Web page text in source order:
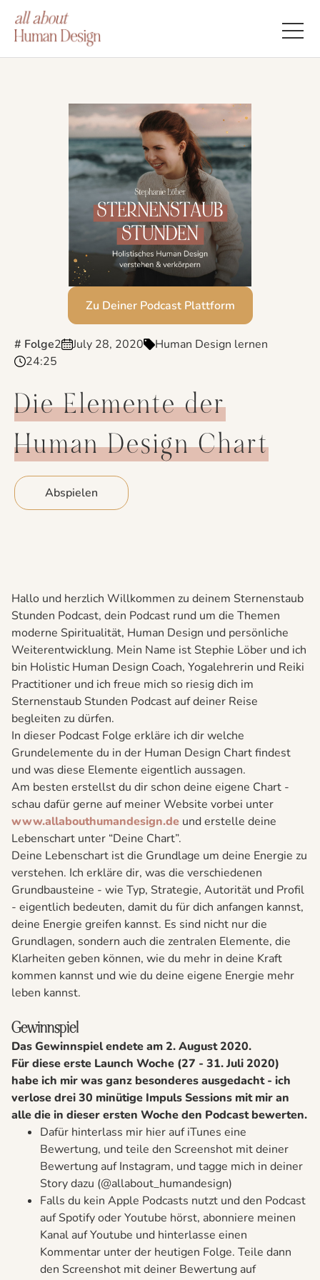
Zu Deiner Podcast Plattform
# Folge2 July 28, 2020
Human Design lernen
24:25
Die Elemente der
Human Design Chart
Abspielen
Hallo und herzlich Willkommen zu deinem Sternenstaub
Stunden Podcast, dein Podcast rund um die Themen
moderne Spiritualität, Human Design und persönliche
Weiterentwicklung. Mein Name ist Stephie Löber und ich
bin Holistic Human Design Coach, Yogalehrerin und Reiki
Practitioner und ich freue mich so riesig dich im
Sternenstaub Stunden Podcast auf deiner Reise
begleiten zu dürfen.
In dieser Podcast Folge erkläre ich dir welche
Grundelemente du in der Human Design Chart findest
und was diese Elemente eigentlich aussagen.
Am besten erstellst du dir schon deine eigene Chart -
schau dafür gerne auf meiner Website vorbei unter
www.allabouthumandesign.de und erstelle deine
Lebenschart unter “Deine Chart”.
Deine Lebenschart ist die Grundlage um deine Energie zu
verstehen. Ich erkläre dir, was die verschiedenen
Grundbausteine - wie Typ, Strategie, Autorität und Profil
- eigentlich bedeuten, damit du für dich anfangen kannst,
deine Energie greifen kannst. Es sind nicht nur die
Grundlagen, sondern auch die zentralen Elemente, die
Klarheiten geben können, wie du mehr in deine Kraft
kommen kannst und wie du deine eigene Energie mehr
leben kannst.
Gewinnspiel
Das Gewinnspiel endete am 2. August 2020.
Für diese erste Launch Woche (27 - 31. Juli 2020)
habe ich mir was ganz besonderes ausgedacht - ich
verlose drei 30 minütige Impuls Sessions mit mir an
alle die in dieser ersten Woche den Podcast bewerten.
Dafür hinterlass mir hier auf iTunes eine
Bewertung, und teile den Screenshot mit deiner
Bewertung auf Instagram, und tagge mich in deiner
Story dazu (@allabout_humandesign)
Falls du kein Apple Podcasts nutzt und den Podcast
auf Spotify oder Youtube hörst, abonniere meinen
Kanal auf Youtube und hinterlasse einen
Kommentar unter der heutigen Folge. Teile dann
den Screenshot mit deiner Bewertung auf